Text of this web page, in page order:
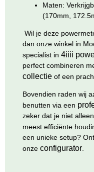
Maten:
(170mm,
Wil je deze
dan onze winkel in
specialist in 4iiii
perfect combineren
collectie of een
Bovendien raden wij
benutten via een
zeker dat je niet
meest efficiënte
een unieke setup?
onze configurator.